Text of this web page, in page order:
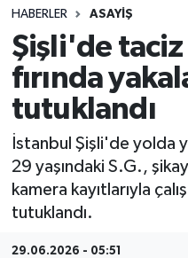
HABERLER ASAYIŞ
Şişli'de
fırında
tutuklandı
İstanbul Şişli'de yolda
29 yaşındaki S.G.,
kamera kayıtlarıyla
tutuklandı.
29.06.2026 - 05:51
Resmi İlanlar
Alanyaspor
Turizm
E-Gazete
Antalya Trafik
Süper Lig Puan
Tüm Manşetler
Son Dakika Haberleri
Haber Arşivi